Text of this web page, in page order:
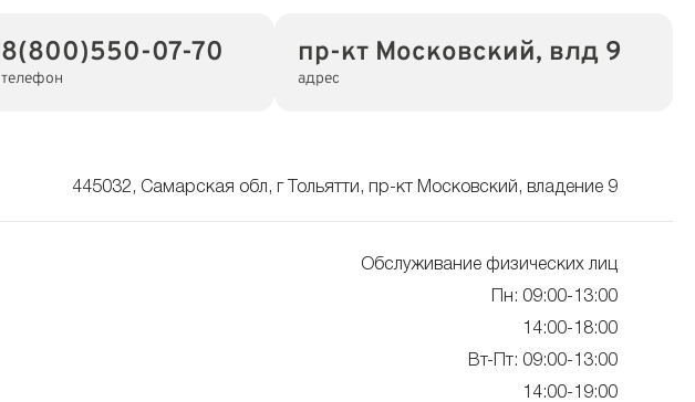
8(800)550-07-70
телефон
пр-кт Московский, влд 9
адрес
445032, Самарская обл, г Тольятти, пр-кт Московский, владение 9
Обслуживание физических лиц
Пн: 09:00-13:00
14:00-18:00
Вт-Пт: 09:00-13:00
14:00-19:00